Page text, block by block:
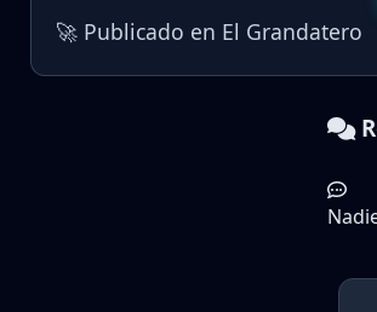
🚀 Publicado en El Grandatero